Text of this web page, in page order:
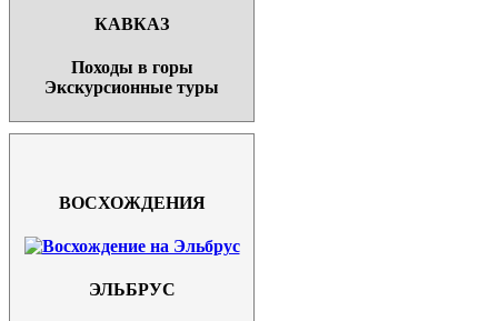
КАВКАЗ
Походы в горы
Экскурсионные туры
ВОСХОЖДЕНИЯ
ЭЛЬБРУС